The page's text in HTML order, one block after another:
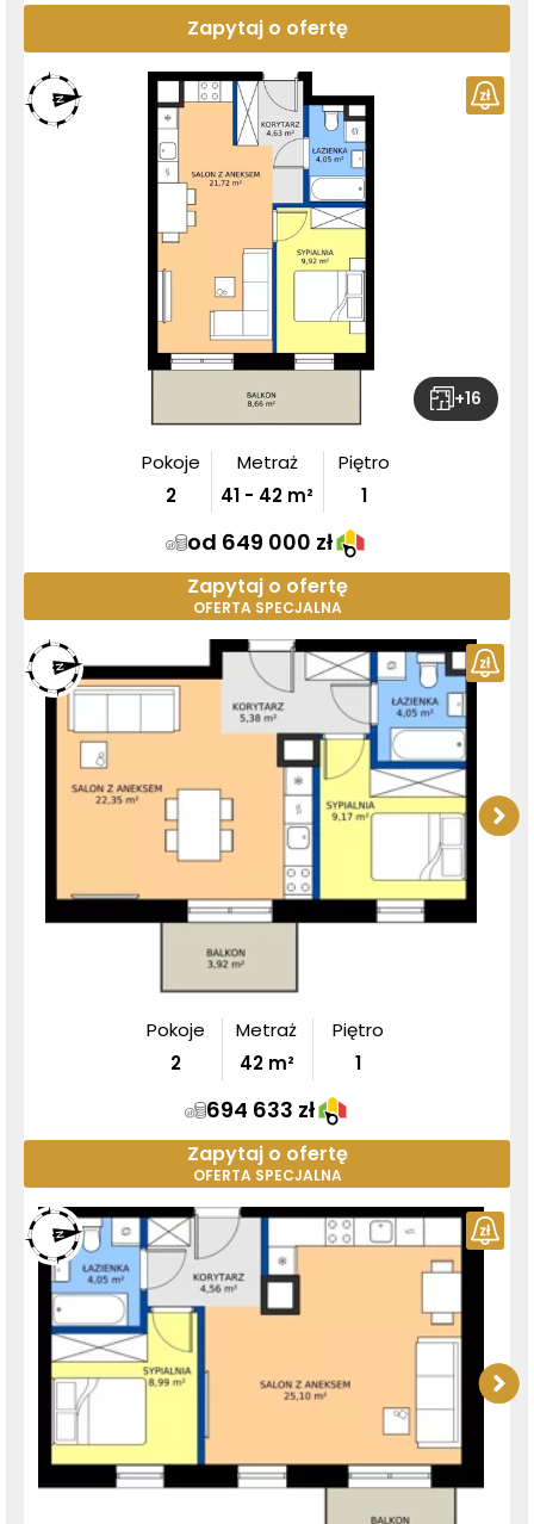
Zapytaj o ofertę
+16
Pokoje
2
Metraż
41 - 42 m²
Piętro
1
od 649 000 zł
Zapytaj o ofertę
OFERTA SPECJALNA
Pokoje
2
Metraż
42m²
Piętro
1
694 633 zł
Zapytaj o ofertę
OFERTA SPECJALNA